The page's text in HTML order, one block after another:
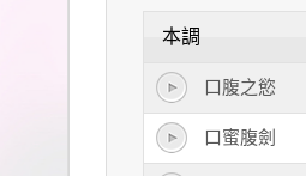
本調
口腹之慾
口蜜腹劍